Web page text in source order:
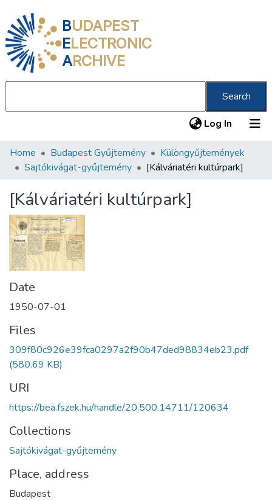
BUDAPEST
ELECTRONIC
ARCHIVE
Search
Log In (current)
Communities & Collections
Statistics
About us
Home Budapest Gyűjtemény
Különgyűjtemények
Sajtókivágat-gyűjtemény
[Kálváriatéri kultúrpark]
[Kálváriatéri kultúrpark]
Date
1950-07-01
Files
309f80c926e39fca0297a2f90b47ded98834eb23.pdf
(580.69 KB)
URI
https://bea.fszek.hu/handle/20.500.14711/120634
Collections
Sajtókivágat-gyűjtemény
Place, address
Budapest